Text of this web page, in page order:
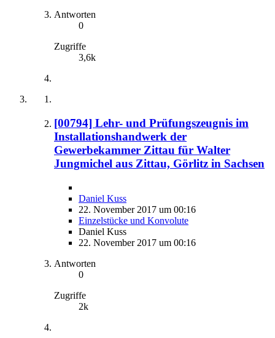
Antworten
0
Zugriffe
3,6k
[00794] Lehr- und Prüfungszeugnis im
Installationshandwerk der
Gewerbekammer Zittau für Walter
Jungmichel aus Zittau, Görlitz in Sachsen
Daniel Kuss
22. November 2017 um 00:16
Einzelstücke und Konvolute
Daniel Kuss
22. November 2017 um 00:16
Antworten
0
Zugriffe
2k